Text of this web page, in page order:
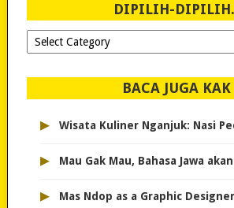
DIPILIH-
Dipilih-
dipilih..
BACA JUGA KAK
▸ Wisata Kuliner Nganjuk: Nasi
▸ Mau Gak Mau, Bahasa Jawa
▸ Mas Ndop as a Graphic Designer